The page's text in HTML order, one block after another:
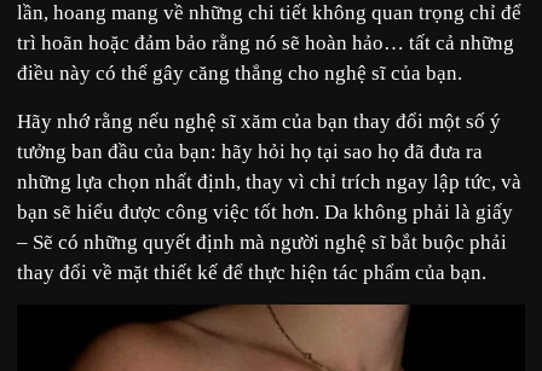
lần, hoang mang về những chi tiết không quan trọng chỉ để
trì hoãn hoặc đảm bảo rằng nó sẽ hoàn hảo… tất cả những
điều này có thể gây căng thẳng cho nghệ sĩ của bạn.
Hãy nhớ rằng nếu nghệ sĩ xăm của bạn thay đổi một số ý
tưởng ban đầu của bạn: hãy hỏi họ tại sao họ đã đưa ra
những lựa chọn nhất định, thay vì chỉ trích ngay lập tức, và
bạn sẽ hiểu được công việc tốt hơn. Da không phải là giấy
– Sẽ có những quyết định mà người nghệ sĩ bắt buộc phải
thay đổi về mặt thiết kế để thực hiện tác phẩm của bạn.